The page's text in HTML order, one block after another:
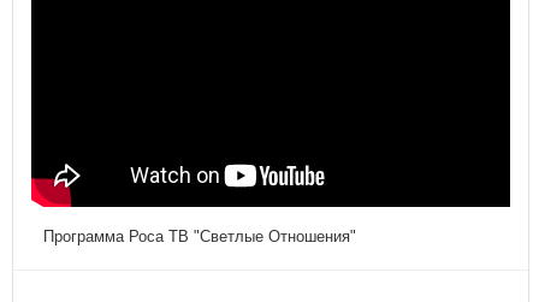
Программа Роса ТВ "Светлые Отношения"